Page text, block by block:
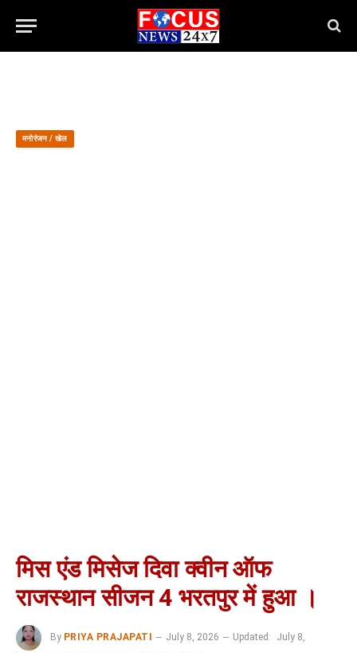
मनोरंजन / खेल
मिस एंड मिसेज दिवा क्वीन ऑफ
राजस्थान सीजन 4 भरतपुर में हुआ ।
By PRIYA PRAJAPATI July 8, 2026 Updated:
July 8,